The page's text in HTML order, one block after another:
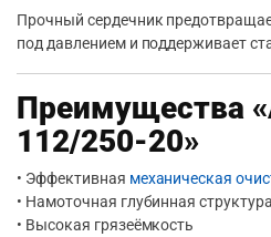
Прочный сердечник
под давлением и поддерживает
Преимущества
112/250-20»
• Эффективная механическая
• Намоточная глубинная
• Высокая грязеёмкость